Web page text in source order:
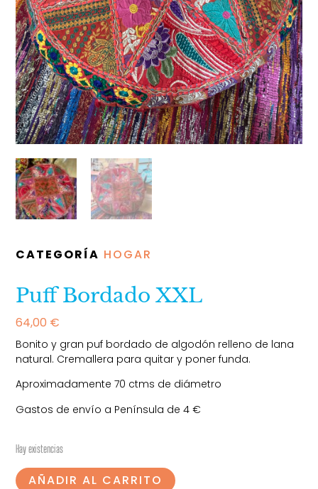
CATEGORÍA HOGAR
Puff Bordado XXL
64,00 €
Bonito y gran puf bordado de algodón relleno de lana
natural. Cremallera para quitar y poner funda.
Aproximadamente 70 ctms de diámetro
Gastos de envío a Península de 4 €
Hay existencias
AÑADIR AL CARRITO